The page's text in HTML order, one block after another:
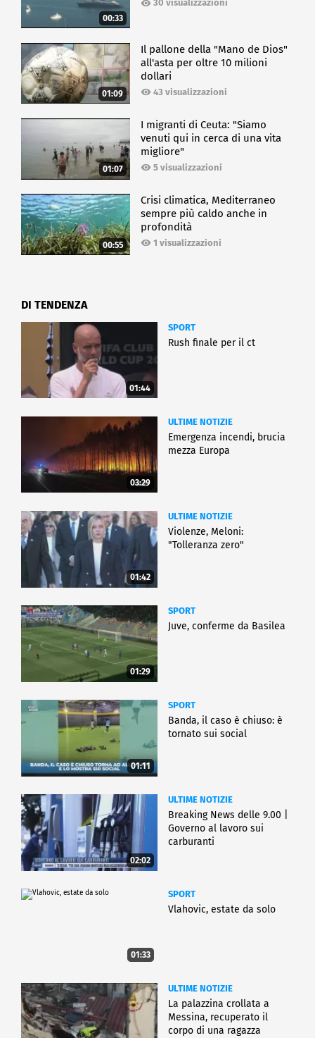
00:33
30 visualizzazioni
01:09
Il pallone della "Mano de Dios"
all'asta per oltre 10 milioni
dollari
43 visualizzazioni
01:07
I migranti di Ceuta: "Siamo
venuti qui in cerca di una vita
migliore"
5 visualizzazioni
00:55
Crisi climatica, Mediterraneo
sempre più caldo anche in
profondità
1 visualizzazioni
DI TENDENZA
01:44
SPORT
Rush finale per il ct
03:29
ULTIME NOTIZIE
Emergenza incendi, brucia
mezza Europa
01:42
ULTIME NOTIZIE
Violenze, Meloni:
"Tolleranza zero"
01:29
SPORT
Juve, conferme da Basilea
01:11
SPORT
Banda, il caso è chiuso: è
tornato sui social
02:02
ULTIME NOTIZIE
Breaking News delle 9.00 |
Governo al lavoro sui
carburanti
01:33
SPORT
Vlahovic, estate da solo
ULTIME NOTIZIE
La palazzina crollata a
Messina, recuperato il
corpo di una ragazza